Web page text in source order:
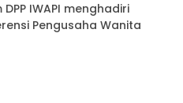
IWAPI menghadiri
Pengusaha Wanita